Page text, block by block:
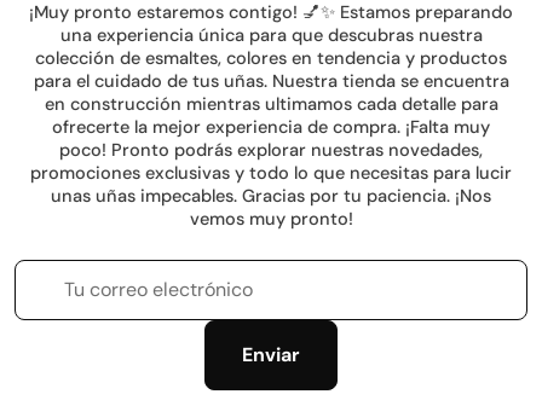
¡Muy pronto estaremos contigo! 💅✨ Estamos preparando
una experiencia única para que descubras nuestra
colección de esmaltes, colores en tendencia y productos
para el cuidado de tus uñas. Nuestra tienda se encuentra
en construcción mientras ultimamos cada detalle para
ofrecerte la mejor experiencia de compra. ¡Falta muy
poco! Pronto podrás explorar nuestras novedades,
promociones exclusivas y todo lo que necesitas para lucir
unas uñas impecables. Gracias por tu paciencia. ¡Nos
vemos muy pronto!
Enviar